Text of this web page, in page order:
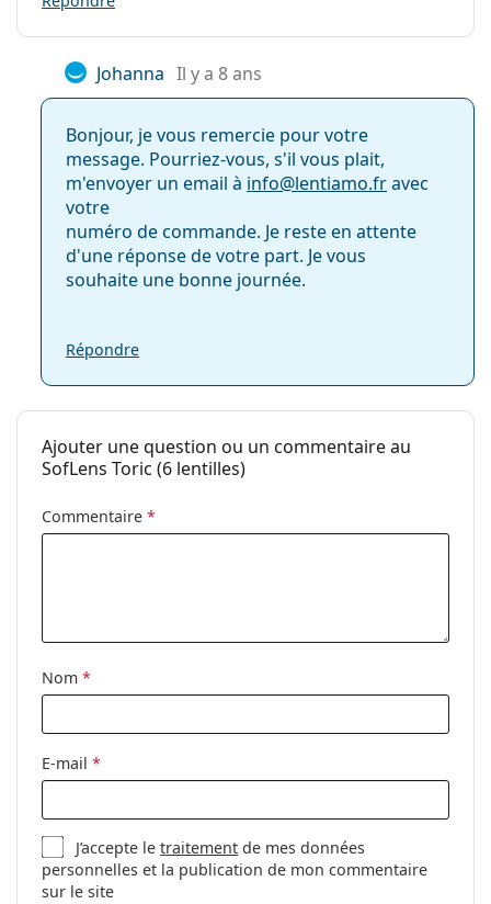
Johanna Il y a 8 ans
Bonjour, je vous remercie pour votre
message. Pourriez-vous, s'il vous plait,
m'envoyer un email à info@lentiamo.fravec
votre
numéro de commande. Je reste en attente
d'une réponse de votre part. Je vous
souhaite une bonne journée.
Répondre
Ajouter une question ou un commentaire au
SofLens Toric (6 lentilles)
Commentaire *
Nom *
E-mail *
J’accepte letraitement de mes données
personnelles et la publication de mon commentaire
sur le site